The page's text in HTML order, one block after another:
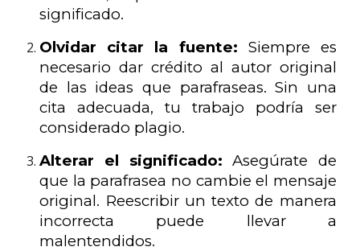
significado.
Olvidar citar la fuente: Siempre es
necesario dar crédito al autor original
de las ideas que parafraseas. Sin una
cita adecuada, tu trabajo podría ser
considerado plagio.
Alterar el significado: Asegúrate de
que la parafrasea no cambie el mensaje
original. Reescribir un texto de manera
incorrecta puede llevar a
malentendidos.